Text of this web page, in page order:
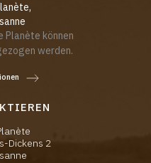
Planète können
werden.
Dickens 2